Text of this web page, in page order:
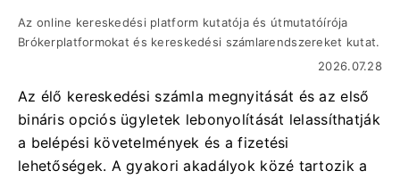
Az online kereskedési platform kutatója és útmutatóírója
Brókerplatformokat és kereskedési számlarendszereket kutat.
2026.07.28
Az élő kereskedési számla megnyitását és az első
bináris opciós ügyletek lebonyolítását lelassíthatják
a belépési követelmények és a fizetési
lehetőségek. A gyakori akadályok közé tartozik a